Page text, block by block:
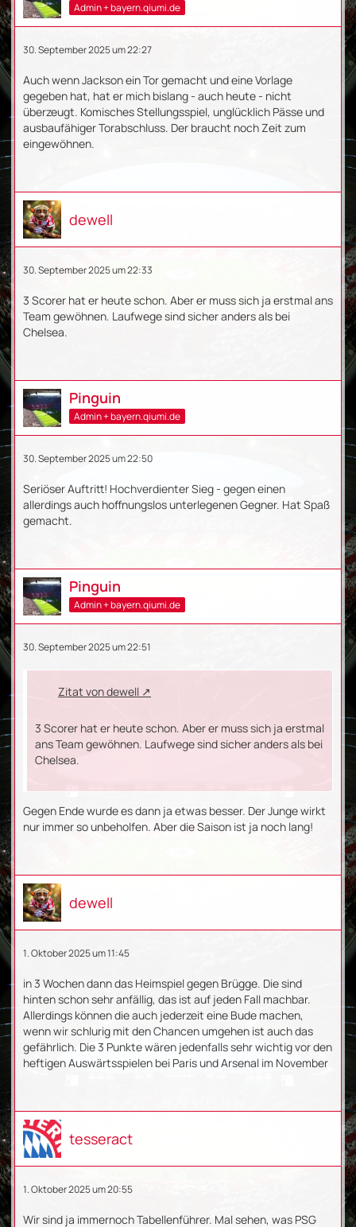
Admin + bayern.qiumi.de
30. September 2025 um 22:27
Auch wenn Jackson ein Tor gemacht und eine Vorlage
gegeben hat, hat er mich bislang - auch heute - nicht
überzeugt. Komisches Stellungsspiel, unglücklich Pässe und
ausbaufähiger Torabschluss. Der braucht noch Zeit zum
eingewöhnen.
dewell
30. September 2025 um 22:33
3 Scorer hat er heute schon. Aber er muss sich ja erstmal ans
Team gewöhnen. Laufwege sind sicher anders als bei
Chelsea.
Pinguin
Admin + bayern.qiumi.de
30. September 2025 um 22:50
Seriöser Auftritt! Hochverdienter Sieg - gegen einen
allerdings auch hoffnungslos unterlegenen Gegner. Hat Spaß
gemacht.
Pinguin
Admin + bayern.qiumi.de
30. September 2025 um 22:51
Zitat von dewell
3 Scorer hat er heute schon. Aber er muss sich ja erstmal
ans Team gewöhnen. Laufwege sind sicher anders als bei
Chelsea.
Gegen Ende wurde es dann ja etwas besser. Der Junge wirkt
nur immer so unbeholfen. Aber die Saison ist ja noch lang!
dewell
1. Oktober 2025 um 11:45
in 3 Wochen dann das Heimspiel gegen Brügge. Die sind
hinten schon sehr anfällig, das ist auf jeden Fall machbar.
Allerdings können die auch jederzeit eine Bude machen,
wenn wir schlurig mit den Chancen umgehen ist auch das
gefährlich. Die 3 Punkte wären jedenfalls sehr wichtig vor den
heftigen Auswärtsspielen bei Paris und Arsenal im November
tesseract
1. Oktober 2025 um 20:55
Wir sind ja immernoch Tabellenführer. Mal sehen, was PSG